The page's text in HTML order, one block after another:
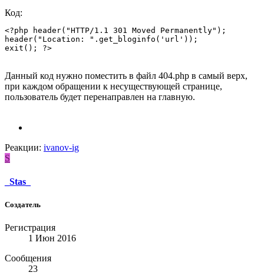
Код:
<?php header("HTTP/1.1 301 Moved Permanently");
header("Location: ".get_bloginfo('url'));
exit(); ?>
Данный код нужно поместить в файл 404.php в самый верх,
при каждом обращении к несуществующей странице,
пользователь будет перенаправлен на главную.
Реакции: ivanov-ig
S
_Stas_
Создатель
Регистрация
1 Июн 2016
Сообщения
23